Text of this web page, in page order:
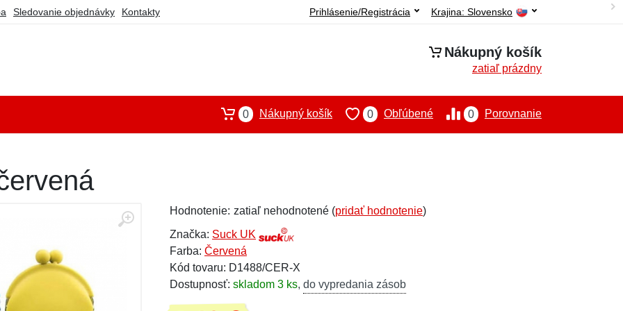
Sledovanie objednávky Kontakty Krajina: Slovensko
Prihlásenie/Registrácia
Nákupný košík
zatiaľ prázdny
0 Porovnanie
0 Obľúbené
0 Nákupný košík
Hodnotenie: zatiaľ nehodnotené (pridať hodnotenie)
Značka: Suck UK
Farba: Červená
Kód tovaru: D1488/CER-X
Dostupnosť: skladom 3 ks, do vypredania zásob